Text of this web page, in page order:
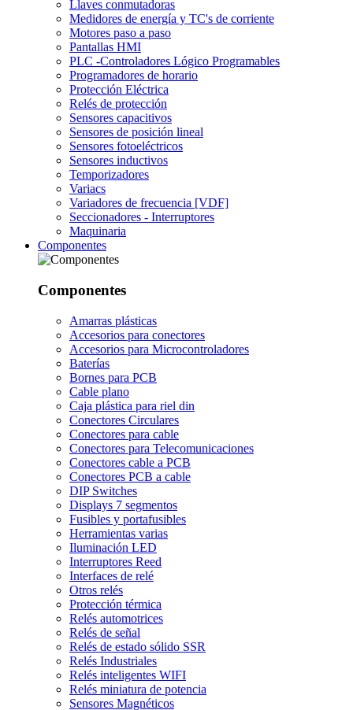
Llaves conmutadoras
Medidores de energía y TC's de corriente
Motores paso a paso
Pantallas HMI
PLC -Controladores Lógico Programables
Programadores de horario
Protección Eléctrica
Relés de protección
Sensores capacitivos
Sensores de posición lineal
Sensores fotoeléctricos
Sensores inductivos
Temporizadores
Variacs
Variadores de frecuencia [VDF]
Seccionadores - Interruptores
Maquinaria
Componentes
Componentes
Amarras plásticas
Accesorios para conectores
Accesorios para Microcontroladores
Baterías
Bornes para PCB
Cable plano
Caja plástica para riel din
Conectores Circulares
Conectores para cable
Conectores para Telecomunicaciones
Conectores cable a PCB
Conectores PCB a cable
DIP Switches
Displays 7 segmentos
Fusibles y portafusibles
Herramientas varias
Iluminación LED
Interruptores Reed
Interfaces de relé
Otros relés
Protección térmica
Relés automotrices
Relés de señal
Relés de estado sólido SSR
Relés Industriales
Relés inteligentes WIFI
Relés miniatura de potencia
Sensores Magnéticos